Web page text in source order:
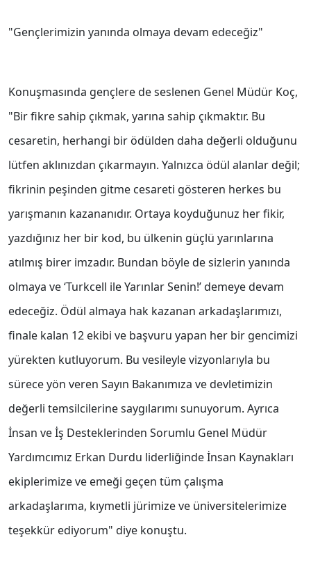
"Gençlerimizin yanında olmaya devam edeceğiz"
Konuşmasında gençlere de seslenen Genel Müdür Koç,
"Bir fikre sahip çıkmak, yarına sahip çıkmaktır. Bu
cesaretin, herhangi bir ödülden daha değerli olduğunu
lütfen aklınızdan çıkarmayın. Yalnızca ödül alanlar değil;
fikrinin peşinden gitme cesareti gösteren herkes bu
yarışmanın kazananıdır. Ortaya koyduğunuz her fikir,
yazdığınız her bir kod, bu ülkenin güçlü yarınlarına
atılmış birer imzadır. Bundan böyle de sizlerin yanında
olmaya ve ‘Turkcell ile Yarınlar Senin!’ demeye devam
edeceğiz. Ödül almaya hak kazanan arkadaşlarımızı,
finale kalan 12 ekibi ve başvuru yapan her bir gencimizi
yürekten kutluyorum. Bu vesileyle vizyonlarıyla bu
sürece yön veren Sayın Bakanımıza ve devletimizin
değerli temsilcilerine saygılarımı sunuyorum. Ayrıca
İnsan ve İş Desteklerinden Sorumlu Genel Müdür
Yardımcımız Erkan Durdu liderliğinde İnsan Kaynakları
ekiplerimize ve emeği geçen tüm çalışma
arkadaşlarıma, kıymetli jürimize ve üniversitelerimize
teşekkür ediyorum" diye konuştu.